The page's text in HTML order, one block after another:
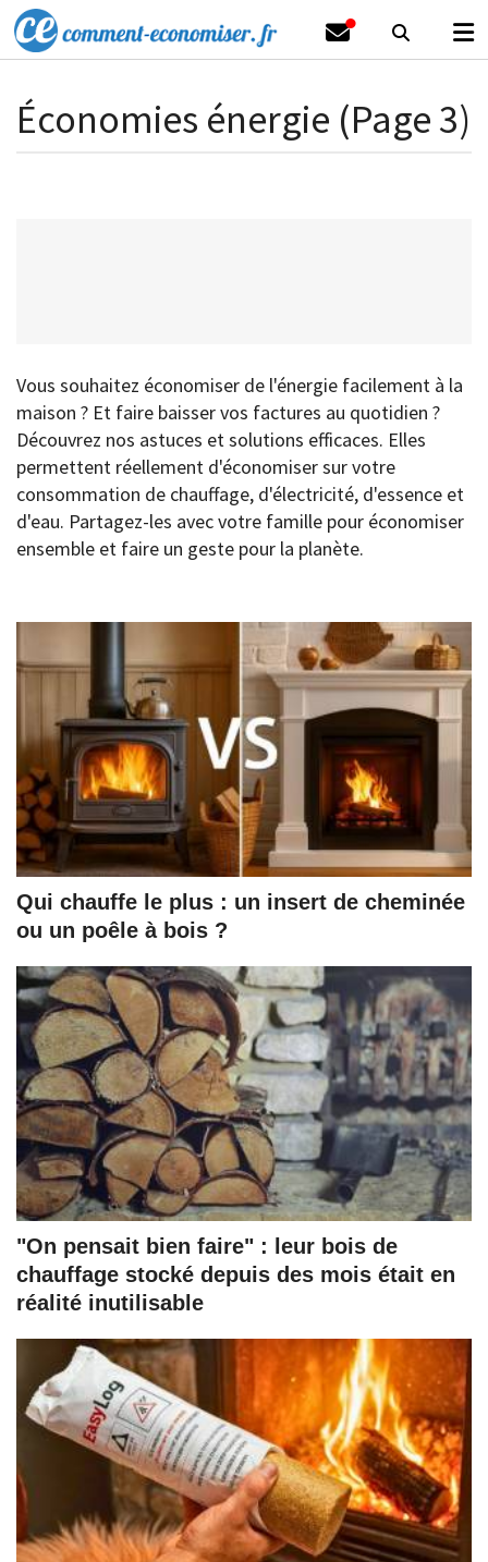
Économies énergie (Page 3)
Vous souhaitez économiser de l'énergie facilement à la
maison ? Et faire baisser vos factures au quotidien ?
Découvrez nos astuces et solutions efficaces. Elles
permettent réellement d'économiser sur votre
consommation de chauffage, d'électricité, d'essence et
d'eau. Partagez-les avec votre famille pour économiser
ensemble et faire un geste pour la planète.
Qui chauffe le plus : un insert de cheminée
ou un poêle à bois ?
"On pensait bien faire" : leur bois de
chauffage stocké depuis des mois était en
réalité inutilisable